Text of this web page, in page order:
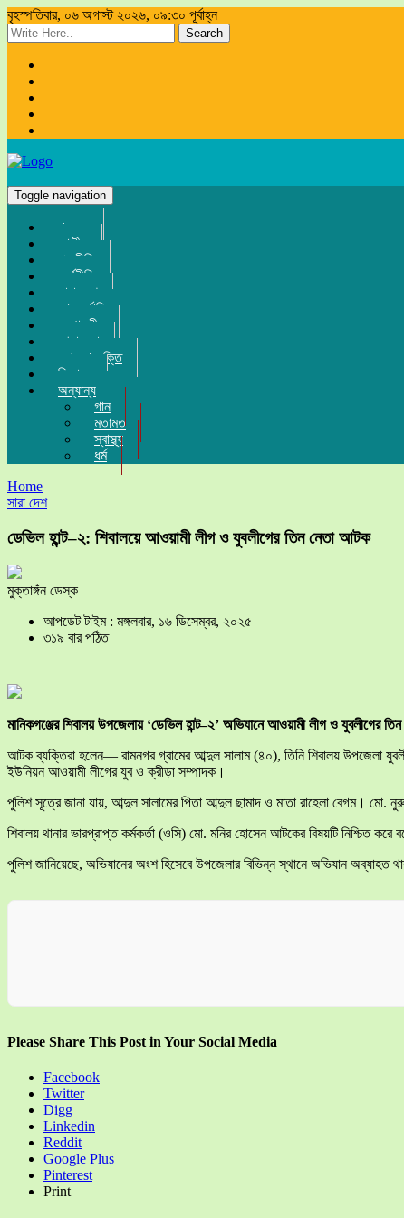
বৃহস্পতিবার, ০৬ অগাস্ট ২০২৬, ০৯:৩০ পূর্বাহ্ন
Search
Toggle navigation
প্রচ্ছদ
জাতীয়
রাজনীতি
অর্থনীতি
সারা দেশ
আন্তর্জাতিক
সম্পাদকীয়
খেলা-ধুলা
তথ্য-প্রযুক্তি
বিনোদন
অন্যান্য
গান
মতামত
স্বাস্থ্য
ধর্ম
Home
সারা দেশ
ডেভিল হান্ট–২: শিবালয়ে আওয়ামী লীগ ও যুবলীগের তিন নেতা আটক
মুক্তাঙ্গঁন ডেস্ক
আপডেট টাইম : মঙ্গলবার, ১৬ ডিসেম্বর, ২০২৫
৩১৯ বার পঠিত
মানিকগঞ্জের শিবালয় উপজেলায় ‘ডেভিল হান্ট–২’ অভিযানে আওয়ামী লীগ ও যুবলীগের
আটক ব্যক্তিরা হলেন— রামনগর গ্রামের আব্দুল সালাম (৪০), তিনি শিবালয় উপজেলা
ইউনিয়ন আওয়ামী লীগের যুব ও ক্রীড়া সম্পাদক।
পুলিশ সূত্রে জানা যায়, আব্দুল সালামের পিতা আব্দুল ছামাদ ও মাতা রাহেলা বেগম। মো.
শিবালয় থানার ভারপ্রাপ্ত কর্মকর্তা (ওসি) মো. মনির হোসেন আটকের বিষয়টি নিশ্চিত
পুলিশ জানিয়েছে, অভিযানের অংশ হিসেবে উপজেলার বিভিন্ন স্থানে অভিযান অব্যাহত
Please Share This Post in Your Social Media
Facebook
Twitter
Digg
Linkedin
Reddit
Google Plus
Pinterest
Print